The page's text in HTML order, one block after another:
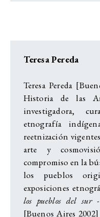
Teresa Pereda
Teresa Pereda
Historia de las
investigadora,
etnografía
reetnización
arte y
compromiso en la
los pueblos
exposiciones
los pueblos del sur
[Buenos Aires